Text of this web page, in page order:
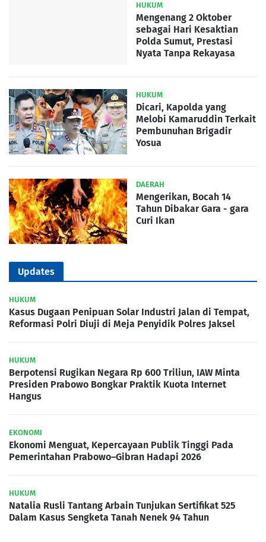
HUKUM
Mengenang 2 Oktober
sebagai Hari Kesaktian
Polda Sumut, Prestasi
Nyata Tanpa Rekayasa
HUKUM
Dicari, Kapolda yang
Melobi Kamaruddin Terkait
Pembunuhan Brigadir
Yosua
DAERAH
Mengerikan, Bocah 14
Tahun Dibakar Gara - gara
Curi Ikan
Updates
HUKUM
Kasus Dugaan Penipuan Solar Industri Jalan di Tempat,
Reformasi Polri Diuji di Meja Penyidik Polres Jaksel
HUKUM
Berpotensi Rugikan Negara Rp 600 Triliun, IAW Minta
Presiden Prabowo Bongkar Praktik Kuota Internet
Hangus
EKONOMI
Ekonomi Menguat, Kepercayaan Publik Tinggi Pada
Pemerintahan Prabowo–Gibran Hadapi 2026
HUKUM
Natalia Rusli Tantang Arbain Tunjukan Sertifikat 525
Dalam Kasus Sengketa Tanah Nenek 94 Tahun